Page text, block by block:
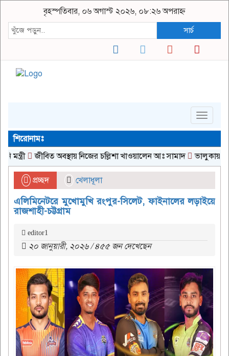
বৃহস্পতিবার, ০৬ অগাস্ট ২০২৬, ০৮:২৬ অপরাহ্ন
সার্চ
Toggle
শিরোনামঃ
জীবিত অবস্থায় নিজের চল্লিশা খাওয়ালেন আঃ সামাদ ভালুকায় পুকুর
প্রচ্ছদ খেলাধূলা
এলিমিনেটরে মুখোমুখি রংপুর-সিলেট, ফাইনালের লড়াইয়ে
রাজশাহী-চট্টগ্রাম
editor1
২০ জানুয়ারী, ২০২৬ / ৪৫৫ জন দেখেছেন